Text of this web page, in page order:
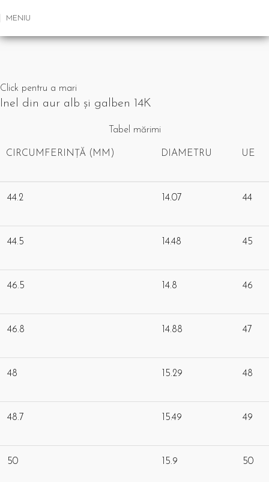
MENIU
Click pentru a mari
Inel din aur alb și galben 14K
Tabel mărimi
CIRCUMFERINȚĂ (MM) DIAMETRU UE
44.2 14.07 44
44.5 14.48 45
46.5 14.8 46
46.8 14.88 47
48 15.29 48
48.7 15.49 49
50 15.9 50